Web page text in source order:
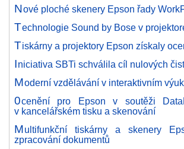
Nové ploché skenery Epson řady
Technologie Sound by Bose v
Tiskárny a projektory Epson získaly
Iniciativa SBTi schválila cíl nulových
Moderní vzdělávání v interaktivním
0cenění pro Epson v soutěži
v kancelářském tisku a skenování
Multifunkční tiskárny a skenery
zpracování dokumentů